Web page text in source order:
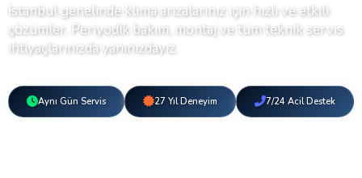
İstanbul genelinde klima arızalarınız için hızlı ve etkili
çözümler. Periyodik bakım, montaj ve tüm teknik servis
ihtiyaçlarınızda yanınızdayız.
Aynı Gün Servis 27 Yıl Deneyim 7/24 Acil Destek